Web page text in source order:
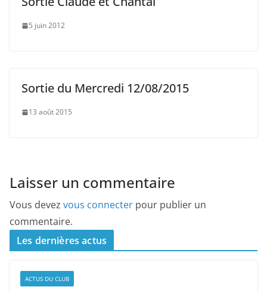
5 juin 2012
Sortie du Mercredi 12/08/2015
13 août 2015
Laisser un commentaire
Vous devez vous connecter pour publier un
commentaire.
Les dernières actus
ACTUS DU CLUB